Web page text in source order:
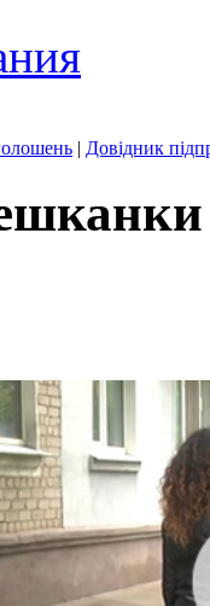
| Довідник